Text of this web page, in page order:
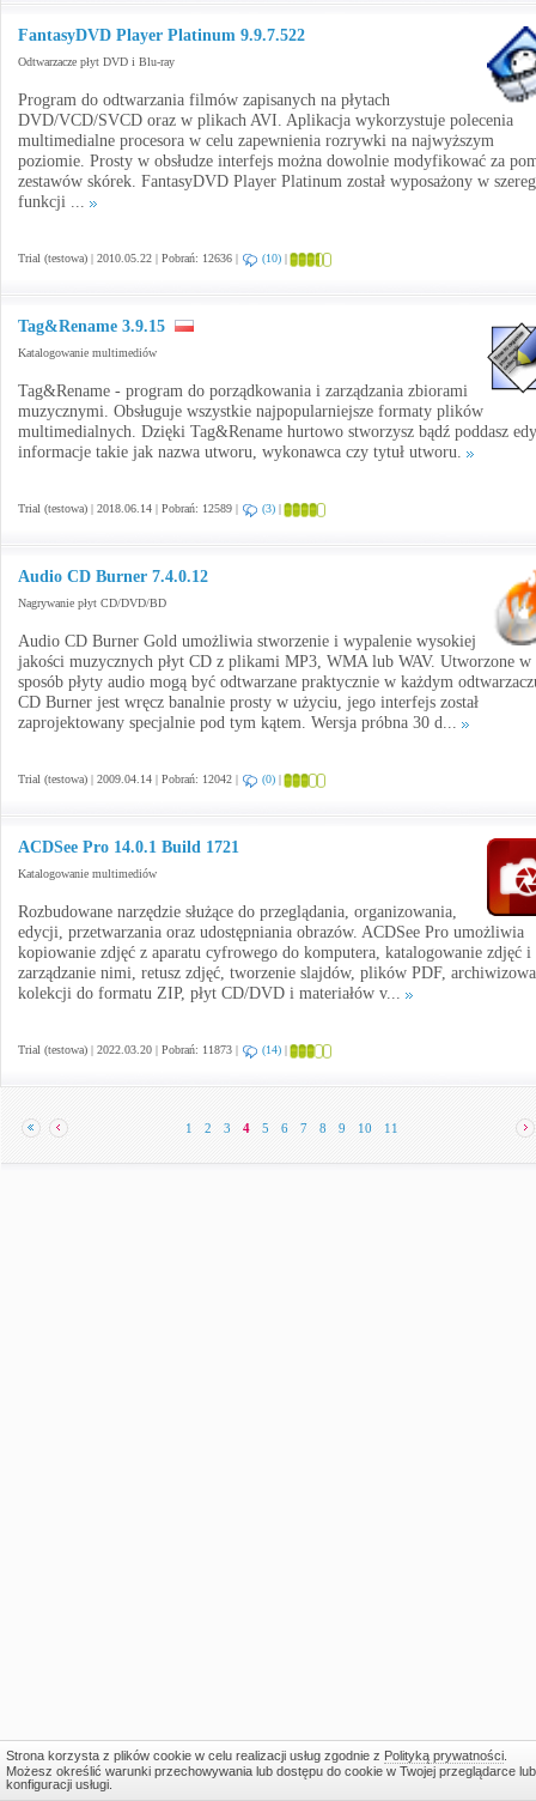
FantasyDVD Player Platinum 9.9.7.522
Odtwarzacze płyt DVD i Blu-ray
Program do odtwarzania filmów zapisanych na płytach
DVD/VCD/SVCD oraz w plikach AVI. Aplikacja wykorzystuje polecenia
multimedialne procesora w celu zapewnienia rozrywki na najwyższym
poziomie. Prosty w obsłudze interfejs można dowolnie modyfikować za
zestawów skórek. FantasyDVD Player Platinum został wyposażony w szereg
funkcji ...
Trial (testowa) | 2010.05.22 | Pobrań: 12636 | (10) |
Tag&Rename 3.9.15
Katalogowanie multimediów
Tag&Rename - program do porządkowania i zarządzania zbiorami
muzycznymi. Obsługuje wszystkie najpopularniejsze formaty plików
multimedialnych. Dzięki Tag&Rename hurtowo stworzysz bądź poddasz
informacje takie jak nazwa utworu, wykonawca czy tytuł utworu.
Trial (testowa) | 2018.06.14 | Pobrań: 12589 | (3) |
Audio CD Burner 7.4.0.12
Nagrywanie płyt CD/DVD/BD
Audio CD Burner Gold umożliwia stworzenie i wypalenie wysokiej
jakości muzycznych płyt CD z plikami MP3, WMA lub WAV. Utworzone w
sposób płyty audio mogą być odtwarzane praktycznie w każdym
CD Burner jest wręcz banalnie prosty w użyciu, jego interfejs został
zaprojektowany specjalnie pod tym kątem. Wersja próbna 30 d...
Trial (testowa) | 2009.04.14 | Pobrań: 12042 | (0) |
ACDSee Pro 14.0.1 Build 1721
Katalogowanie multimediów
Rozbudowane narzędzie służące do przeglądania, organizowania,
edycji, przetwarzania oraz udostępniania obrazów. ACDSee Pro umożliwia
kopiowanie zdjęć z aparatu cyfrowego do komputera, katalogowanie zdjęć i
zarządzanie nimi, retusz zdjęć, tworzenie slajdów, plików PDF,
kolekcji do formatu ZIP, płyt CD/DVD i materiałów v...
Trial (testowa) | 2022.03.20 | Pobrań: 11873 | (14) |
1 2 3 4 5 6 7 8 9 10 11
Strona korzysta z plików cookie w celu realizacji usług zgodnie z Polityką prywatności.
Możesz określić warunki przechowywania lub dostępu do cookie w Twojej przeglądarce lub
konfiguracji usługi.